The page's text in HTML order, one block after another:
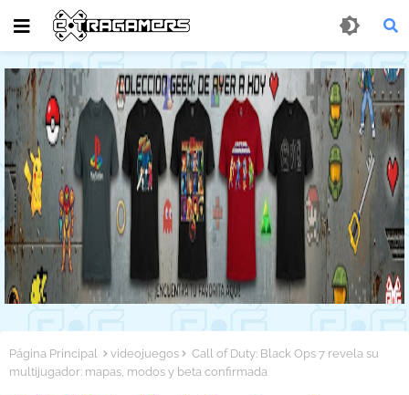
Página Principal videojuegos
Call of Duty: Black Ops 7 revela su
multijugador: mapas, modos y beta confirmada